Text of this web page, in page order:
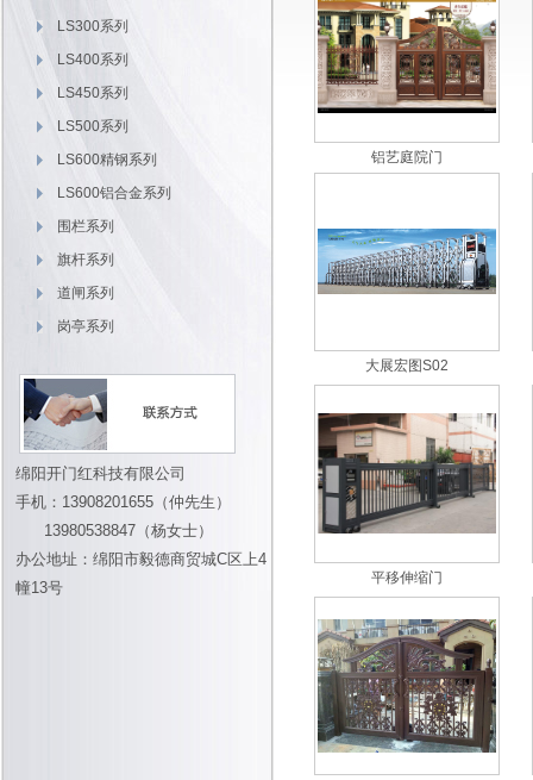
LS300系列
LS400系列
LS450系列
LS500系列
LS600精钢系列
LS600铝合金系列
围栏系列
旗杆系列
道闸系列
岗亭系列
绵阳开门红科技有限公司
手机：13908201655（仲先生）
13980538847（杨女士）
办公地址：绵阳市毅德商贸城C区上4
幢13号
铝艺庭院门
大展宏图S02
平移伸缩门